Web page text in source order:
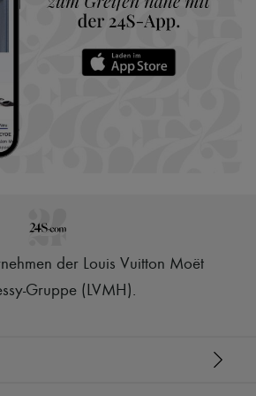
der Louis Vuitton Moët
Gruppe (LVMH).